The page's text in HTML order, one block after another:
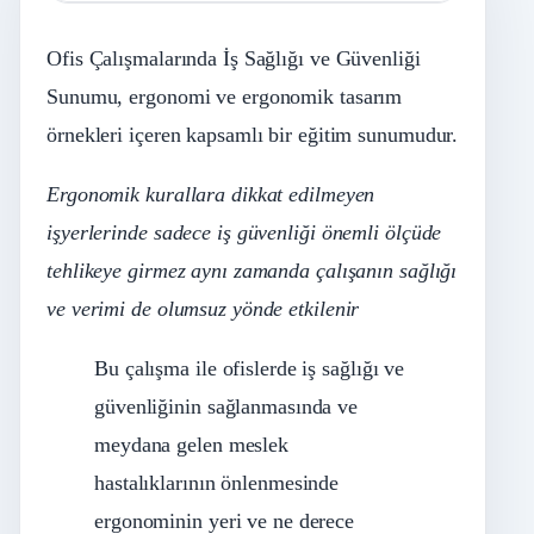
Ofis Çalışmalarında İş Sağlığı ve Güvenliği
Sunumu, ergonomi ve ergonomik tasarım
örnekleri içeren kapsamlı bir eğitim sunumudur.
Ergonomik kurallara dikkat edilmeyen
işyerlerinde sadece iş güvenliği önemli ölçüde
tehlikeye girmez aynı zamanda çalışanın sağlığı
ve verimi de olumsuz yönde etkilenir
Bu çalışma ile ofislerde iş sağlığı ve
güvenliğinin sağlanmasında ve
meydana gelen meslek
hastalıklarının önlenmesinde
ergonominin yeri ve ne derece